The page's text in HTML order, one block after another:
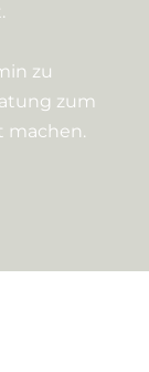
zu
zum
machen.